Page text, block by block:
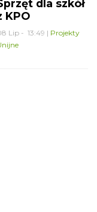
dla szkół
KPO
Lip - 13:49 | Projekty